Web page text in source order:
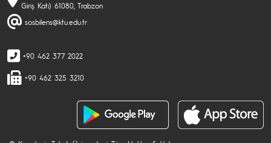
Giriş Katı) 61080, Trabzon
sosbilens@ktu.edu.tr
+90 462 377 2022
+90 462 325 3210